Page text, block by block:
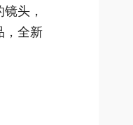
头，
，全新